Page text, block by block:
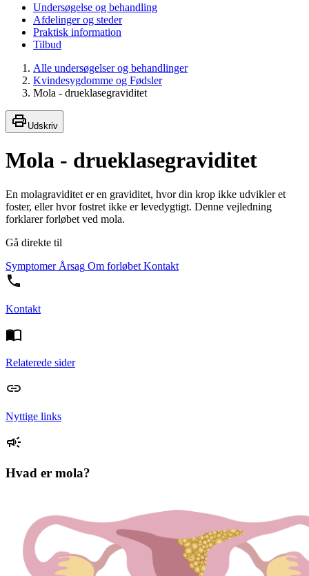
Undersøgelse og behandling
Afdelinger og steder
Praktisk information
Tilbud
Alle undersøgelser og behandlinger
Kvindesygdomme og Fødsler
Mola - drueklasegraviditet
Udskriv
Mola - drueklasegraviditet
En molagraviditet er en graviditet, hvor din krop ikke udvikler et
foster, eller hvor fostret ikke er levedygtigt. Denne vejledning
forklarer forløbet ved mola.
Gå direkte til
SymptomerÅrsag Om forløbet Kontakt
Kontakt
Relaterede sider
Nyttige links
Hvad er mola?